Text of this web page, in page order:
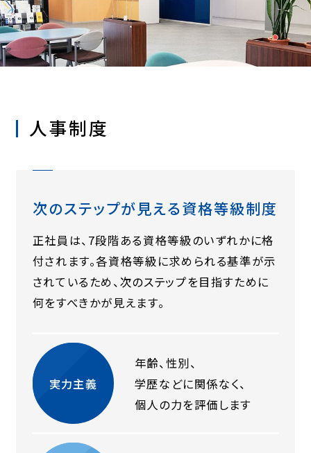
人事制度
次のステップが見える資格等級制度
正社員は、7段階ある資格等級のいずれかに格
付されます。各資格等級に求められる基準が示
されているため、次のステップを目指すために
何をすべきかが見えます。
実力主義
年齢、性別、
学歴などに関係なく、
個人の力を評価します